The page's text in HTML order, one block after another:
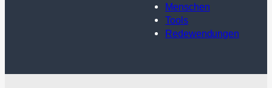
Menschen
Tools
Redewendungen